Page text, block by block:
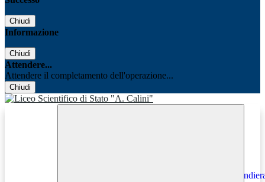
Chiudi
Informazione
Chiudi
Attendere...
Attendere il completamento dell'operazione...
Chiudi